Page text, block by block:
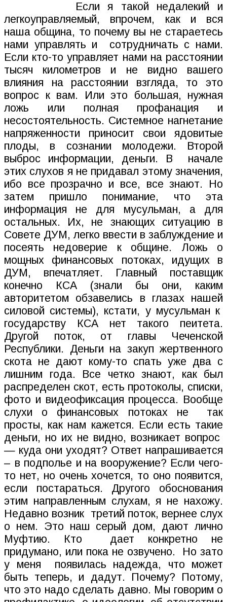
Если я такой недалекий и
легкоуправляемый, впрочем, как и вся
наша община, то почему вы не стараетесь
нами управлять и
сотрудничать с нами.
Если кто-то управляет нами на расстоянии
тысяч километров и не видно вашего
влияния на расстоянии взгляда, то это
вопрос к вам. Или это большая, нужная
ложь или полная профанация и
несостоятельность. Системное нагнетание
напряженности приносит свои ядовитые
плоды, в сознании молодежи. Второй
выброс информации, деньги. В
начале
этих слухов я не придавал этому значения,
ибо все прозрачно и все, все знают. Но
затем пришло понимание, что эта
информация не для мусульман, а для
остальных. Их, не знающих ситуацию в
Совете ДУМ, легко ввести в заблуждение и
посеять недоверие к общине. Ложь о
мощных финансовых потоках, идущих в
ДУМ, впечатляет. Главный поставщик
конечно КСА (знали бы они, каким
авторитетом обзавелись в глазах нашей
силовой системы), кстати, у мусульман к
государству КСА нет такого пеитета.
Другой поток, от главы Чеченской
Республики. Деньги на закуп жертвенного
скота не дают кому-то спать уже два с
лишним года. Все четко знают, как был
распределен скот, есть протоколы, списки,
фото и видеофиксация процесса. Вообще
слухи о финансовых потоках не
так
просты, как нам кажется. Если есть такие
деньги, но их не видно, возникает вопрос
— куда они уходят? Ответ напрашивается
– в подполье и на вооружение? Если чего-
то нет, но очень хочется, то оно появится,
если постараться. Другого обоснования
этим направленным слухам, я не нахожу.
Недавно возник третий поток, вернее слух
о нем. Это наш серый дом, дают лично
Муфтию. Кто
дает конкретно не
придумано, или пока не озвучено.
Но зато
у меня
появилась надежда, что может
быть теперь, и дадут. Почему? Потому,
что это надо сделать давно. Мы говорим о